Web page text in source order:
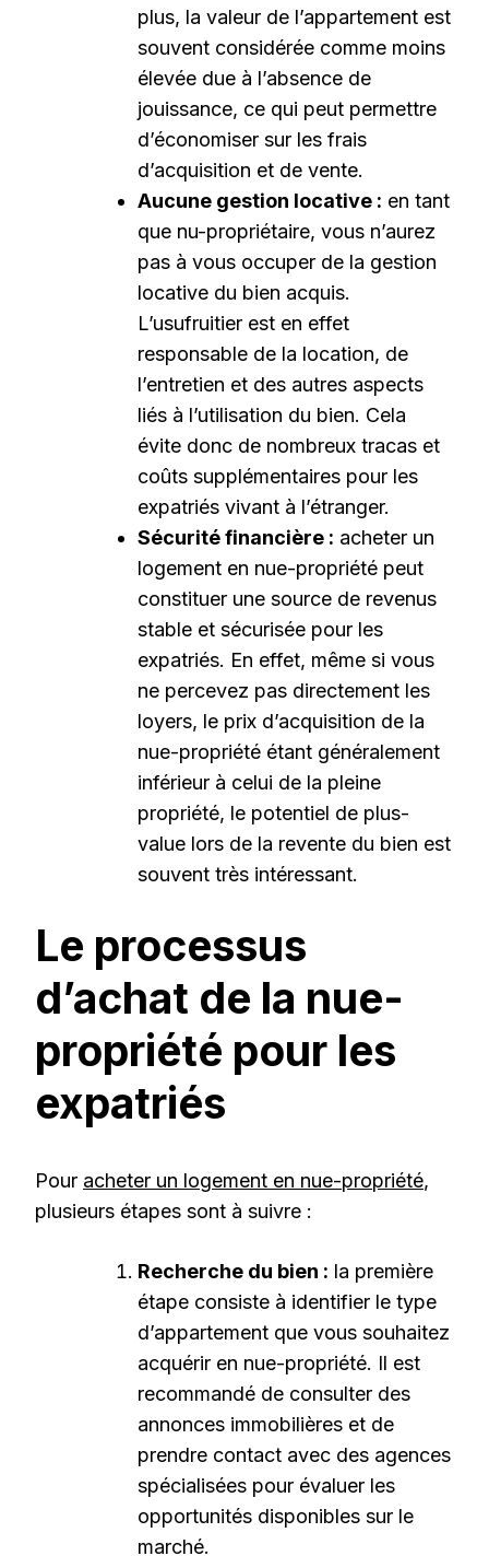
plus, la valeur de l’appartement est
souvent considérée comme moins
élevée due à l’absence de
jouissance, ce qui peut permettre
d’économiser sur les frais
d’acquisition et de vente.
Aucune gestion locative : en tant
que nu-propriétaire, vous n’aurez
pas à vous occuper de la gestion
locative du bien acquis.
L’usufruitier est en effet
responsable de la location, de
l’entretien et des autres aspects
liés à l’utilisation du bien. Cela
évite donc de nombreux tracas et
coûts supplémentaires pour les
expatriés vivant à l’étranger.
Sécurité financière : acheter un
logement en nue-propriété peut
constituer une source de revenus
stable et sécurisée pour les
expatriés. En effet, même si vous
ne percevez pas directement les
loyers, le prix d’acquisition de la
nue-propriété étant généralement
inférieur à celui de la pleine
propriété, le potentiel de plus-
value lors de la revente du bien est
souvent très intéressant.
Le processus
d’achat de la nue-
propriété pour les
expatriés
Pour acheter un logement en nue-propriété,
plusieurs étapes sont à suivre :
Recherche du bien : la première
étape consiste à identifier le type
d’appartement que vous souhaitez
acquérir en nue-propriété. Il est
recommandé de consulter des
annonces immobilières et de
prendre contact avec des agences
spécialisées pour évaluer les
opportunités disponibles sur le
marché.